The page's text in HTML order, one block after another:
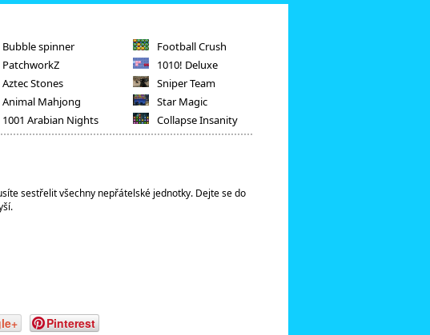
Bubble spinner
PatchworkZ
Aztec Stones
Animal Mahjong
1001 Arabian Nights
Football Crush
1010! Deluxe
Sniper Team
Star Magic
Collapse Insanity
sestřelit všechny nepřátelské jednotky. Dejte se do
Pinterest